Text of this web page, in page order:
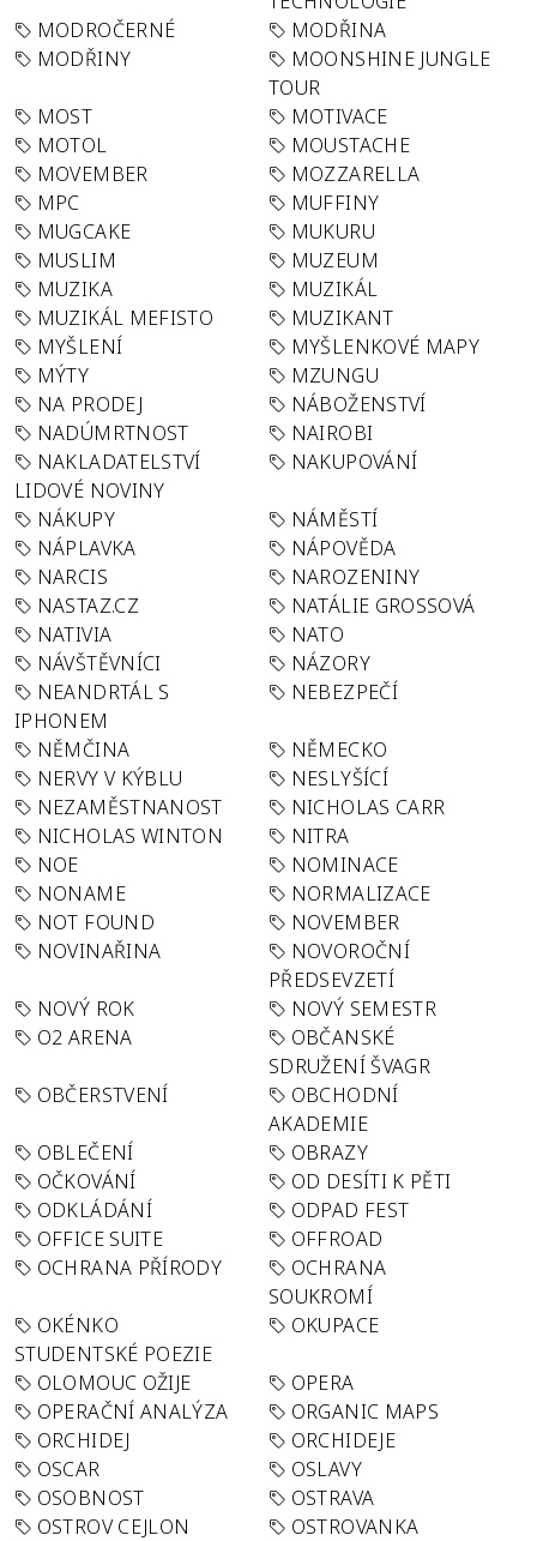
MODROČERNÉ
MODŘINA
MODŘINY
MOONSHINE JUNGLE
TOUR
MOST
MOTIVACE
MOTOL
MOUSTACHE
MOVEMBER
MOZZARELLA
MPC
MUFFINY
MUGCAKE
MUKURU
MUSLIM
MUZEUM
MUZIKA
MUZIKÁL
MUZIKÁL MEFISTO
MUZIKANT
MYŠLENÍ
MYŠLENKOVÉ MAPY
MÝTY
MZUNGU
NA PRODEJ
NÁBOŽENSTVÍ
NADÚMRTNOST
NAIROBI
NAKLADATELSTVÍ
LIDOVÉ NOVINY
NAKUPOVÁNÍ
NÁKUPY
NÁMĚSTÍ
NÁPLAVKA
NÁPOVĚDA
NARCIS
NAROZENINY
NASTAZ.CZ
NATÁLIE GROSSOVÁ
NATIVIA
NATO
NÁVŠTĚVNÍCI
NÁZORY
NEANDRTÁL S
IPHONEM
NEBEZPEČÍ
NĚMČINA
NĚMECKO
NERVY V KÝBLU
NESLYŠÍCÍ
NEZAMĚSTNANOST
NICHOLAS CARR
NICHOLAS WINTON
NITRA
NOE
NOMINACE
NONAME
NORMALIZACE
NOT FOUND
NOVEMBER
NOVINAŘINA
NOVOROČNÍ
PŘEDSEVZETÍ
NOVÝ ROK
NOVÝ SEMESTR
O2 ARENA
OBČANSKÉ
SDRUŽENÍ ŠVAGR
OBČERSTVENÍ
OBCHODNÍ
AKADEMIE
OBLEČENÍ
OBRAZY
OČKOVÁNÍ
OD DESÍTI K PĚTI
ODKLÁDÁNÍ
ODPAD FEST
OFFICE SUITE
OFFROAD
OCHRANA PŘÍRODY
OCHRANA
SOUKROMÍ
OKÉNKO
STUDENTSKÉ POEZIE
OKUPACE
OLOMOUC OŽIJE
OPERA
OPERAČNÍ ANALÝZA
ORGANIC MAPS
ORCHIDEJ
ORCHIDEJE
OSCAR
OSLAVY
OSOBNOST
OSTRAVA
OSTROV CEJLON
OSTROVANKA